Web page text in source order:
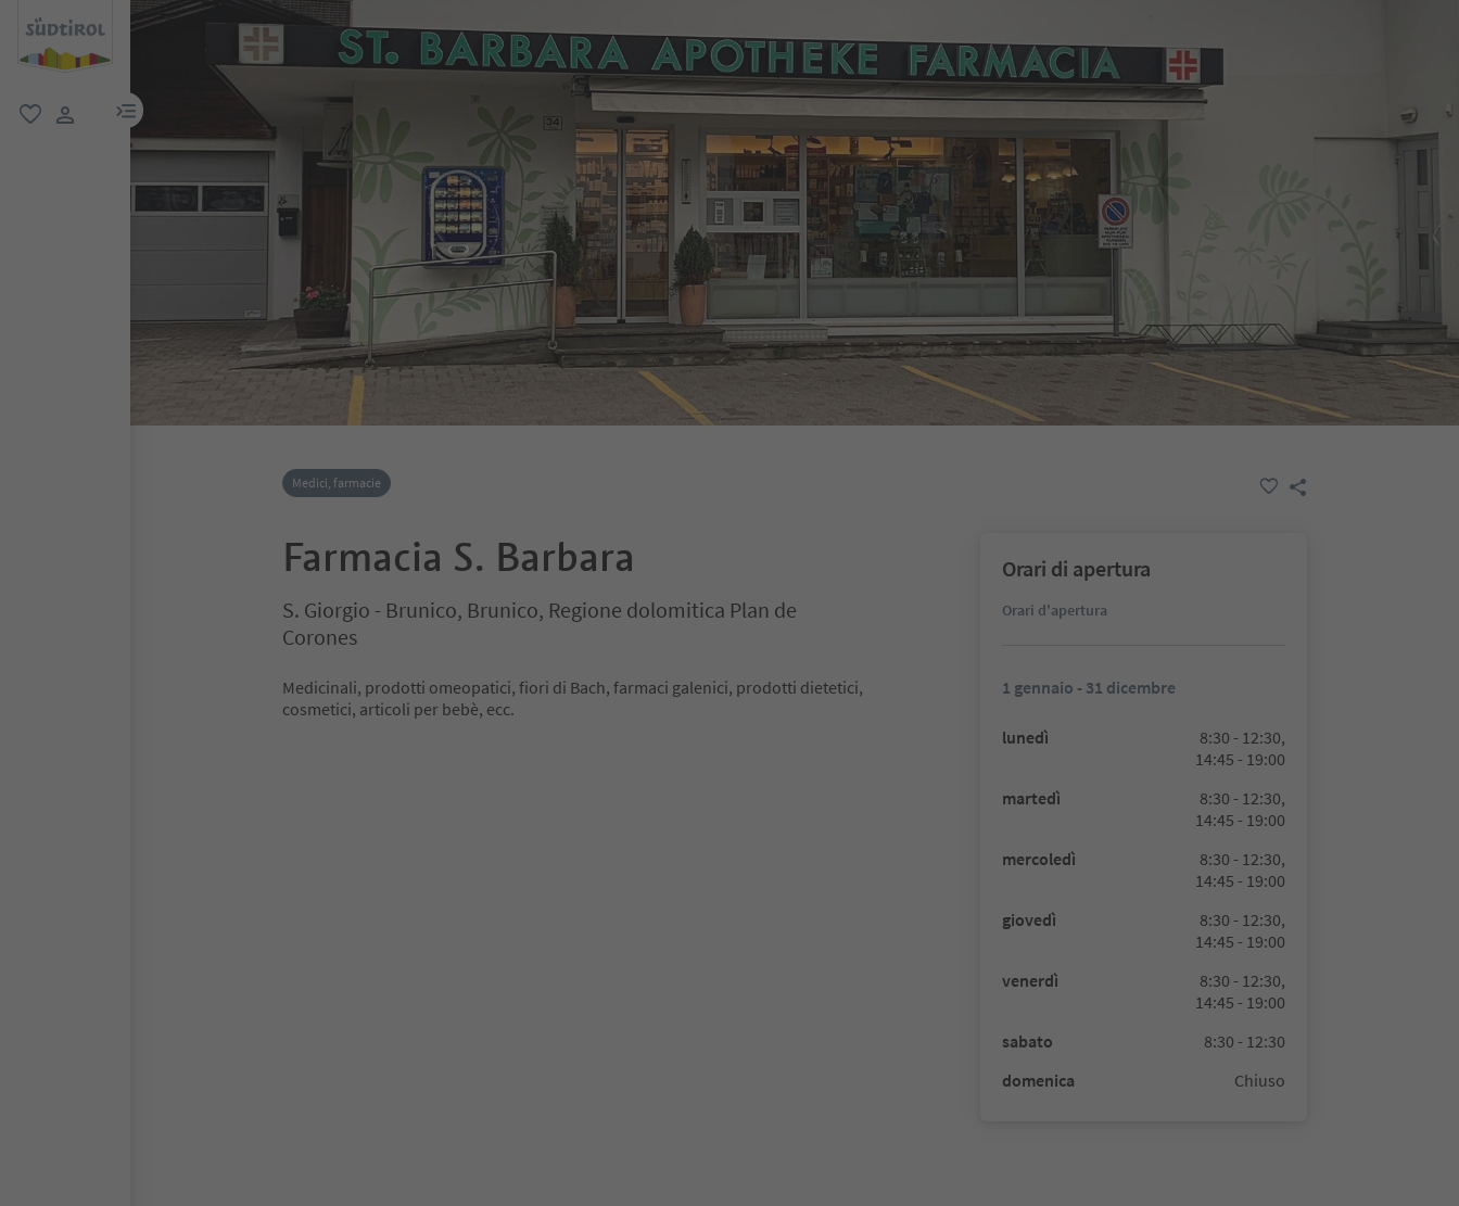
menu link
Medici, farmacie
Farmacia S. Barbara
S. Giorgio - Brunico, Brunico, Regione dolomitica Plan de
Corones
Medicinali, prodotti omeopatici, fiori di Bach, farmaci galenici, prodotti dietetici,
cosmetici, articoli per bebè, ecc.
Orari di apertura
Orari d'apertura
1 gennaio - 31 dicembre
lunedì
8:30 - 12:30,
14:45 - 19:00
martedì
8:30 - 12:30,
14:45 - 19:00
mercoledì
8:30 - 12:30,
14:45 - 19:00
giovedì
8:30 - 12:30,
14:45 - 19:00
venerdì
8:30 - 12:30,
14:45 - 19:00
sabato
8:30 - 12:30
domenica
Chiuso